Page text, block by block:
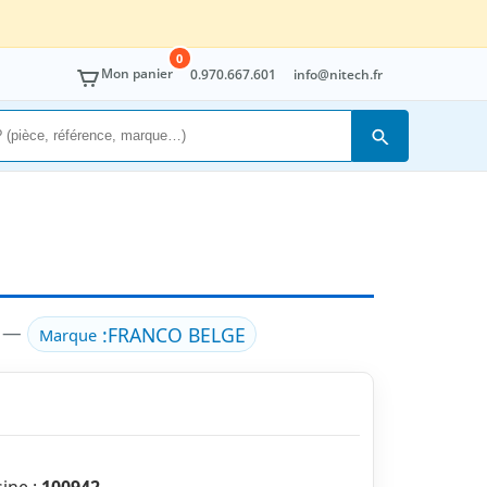
Mon panier
0
0.970.667.601 info@nitech.fr
Rechercher
— Marque:FRANCO BELGE